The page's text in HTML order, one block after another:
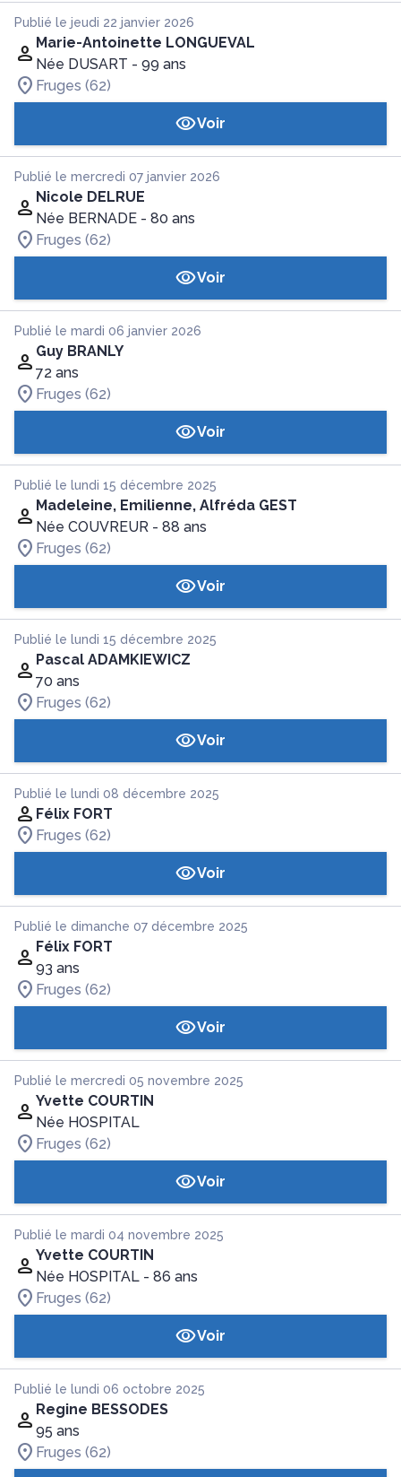
Publié le jeudi 22 janvier 2026
Marie-Antoinette LONGUEVAL
Née DUSART - 99 ans
Fruges (62)
Voir
Publié le mercredi 07 janvier 2026
Nicole DELRUE
Née BERNADE - 80 ans
Fruges (62)
Voir
Publié le mardi 06 janvier 2026
Guy BRANLY
72 ans
Fruges (62)
Voir
Publié le lundi 15 décembre 2025
Madeleine, Emilienne, Alfréda GEST
Née COUVREUR - 88 ans
Fruges (62)
Voir
Publié le lundi 15 décembre 2025
Pascal ADAMKIEWICZ
70 ans
Fruges (62)
Voir
Publié le lundi 08 décembre 2025
Félix FORT
Fruges (62)
Voir
Publié le dimanche 07 décembre 2025
Félix FORT
93 ans
Fruges (62)
Voir
Publié le mercredi 05 novembre 2025
Yvette COURTIN
Née HOSPITAL
Fruges (62)
Voir
Publié le mardi 04 novembre 2025
Yvette COURTIN
Née HOSPITAL - 86 ans
Fruges (62)
Voir
Publié le lundi 06 octobre 2025
Regine BESSODES
95 ans
Fruges (62)